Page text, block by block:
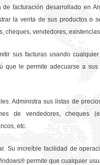
facturación desarrollado en
la venta de sus productos o
cheques, vendedores,
sus facturas usando
que le permite adecuarse a sus
Administra sus listas de
de vendedores, cheques
etc.
Su increíble facilidad de
permite que cualquier